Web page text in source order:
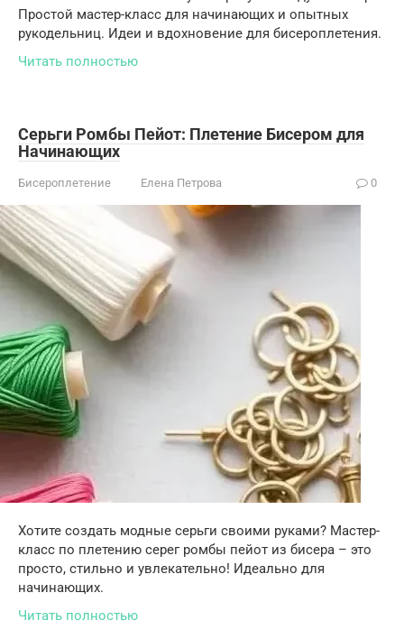
Простой мастер-класс для начинающих и опытных
рукодельниц. Идеи и вдохновение для бисероплетения.
Читать полностью
Серьги Ромбы Пейот: Плетение Бисером для
Начинающих
Бисероплетение Елена Петрова 0
Хотите создать модные серьги своими руками? Мастер-
класс по плетению серег ромбы пейот из бисера – это
просто, стильно и увлекательно! Идеально для
начинающих.
Читать полностью